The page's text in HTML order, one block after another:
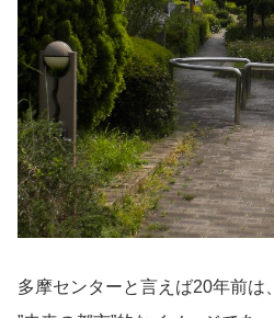
多摩センターと言えば20年前は、